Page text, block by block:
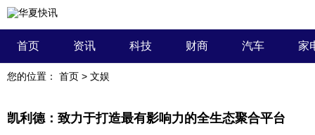
首页 资讯 科技 财商 汽车 家
您的位置： 首页 > 文娱
凯利德：致力于打造最有影响力的全生态聚合平台